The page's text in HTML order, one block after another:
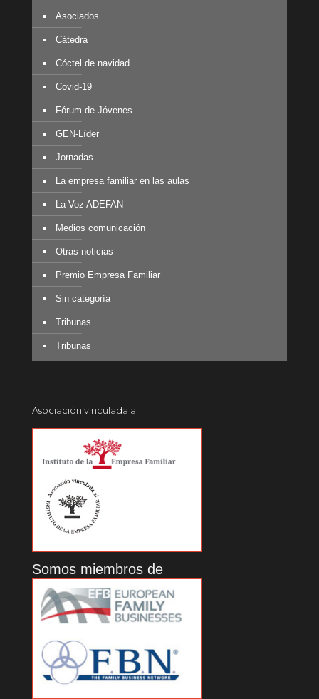
Asociados
Cátedra
Cóctel de navidad
Covid-19
Fórum de Jóvenes
GEN-Líder
Jornadas
La empresa familiar en las aulas
La Voz ADEFAN
Medios comunicación
Otras noticias
Premio Empresa Familiar
Sin categoría
Tribunas
Tribunas
Asociación vinculada a
Somos miembros de